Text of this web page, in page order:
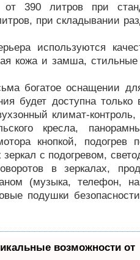
от 390 литров при
при складывании
используются
кожа и замша, стильные
богатое оснащении
будет доступна
климат-контроль,
кресла,
кнопкой, подогрев
с подогревом,
в зеркалах,
(музыка, телефон,
подушки
возможности от